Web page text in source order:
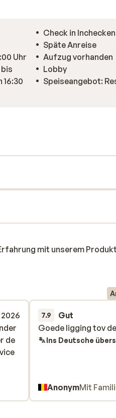
Uhr
16:30
Check in
Späte Anreise
Aufzug vorhanden
Lobby
Speiseangebot:
mit unserem
de
de
7.9 Gut
Goede ligging tov
Goede ligging tov
Ins Deutsche
AnonymMit